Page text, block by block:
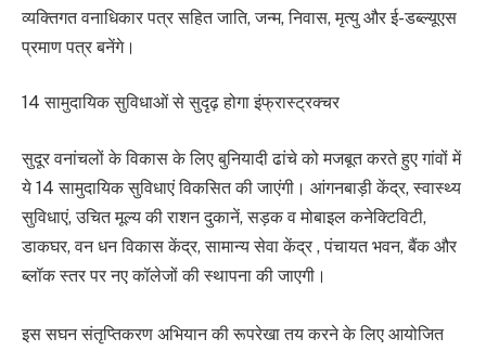
व्यक्तिगत वनाधिकार पत्र सहित जाति, जन्म, निवास, मृत्यु और ई-डब्ल्यूएस
प्रमाण पत्र बनेंगे।
14 सामुदायिक सुविधाओं से सुदृढ़ होगा इंफ्रास्ट्रक्चर
सुदूर वनांचलों के विकास के लिए बुनियादी ढांचे को मजबूत करते हुए गांवों में
ये 14 सामुदायिक सुविधाएं विकसित की जाएंगी। आंगनबाड़ी केंद्र, स्वास्थ्य
सुविधाएं, उचित मूल्य की राशन दुकानें, सड़क व मोबाइल कनेक्टिविटी,
डाकघर, वन धन विकास केंद्र, सामान्य सेवा केंद्र , पंचायत भवन, बैंक और
ब्लॉक स्तर पर नए कॉलेजों की स्थापना की जाएगी।
इस सघन संतृप्तिकरण अभियान की रूपरेखा तय करने के लिए आयोजित